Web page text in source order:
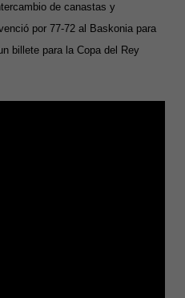
de canastas y
por 77-72 al Baskonia para
billete para la Copa del Rey